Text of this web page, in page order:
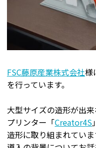
FSC藤原産業株式会社様
を行っています。
大型サイズの造形が出
プリンター「Creator4S
造形に取り組まれていま